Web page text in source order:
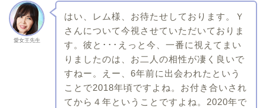
愛女王先生
はい、レム様、お待たせしております。Ｙ
さんについて今視させていただいておりま
す。彼と･･･えっと今、一番に視えてまい
りましたのは、お二人の相性が凄く良いで
すねー。えー、6年前に出会われたという
ことで2018年頃ですよね。お付き合いされ
てから４年ということですよね。2020年で